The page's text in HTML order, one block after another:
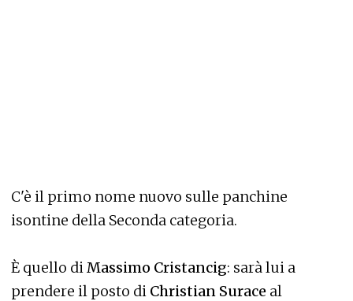
C'è il primo nome nuovo sulle panchine
isontine della Seconda categoria.
È quello diMassimo Cristancig: sarà lui a
prendere il posto di Christian Surace al